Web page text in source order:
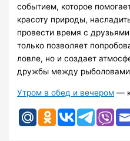
событием, которое
красоту природы,
провести время с
только позволяет
ловле, но и создает
дружбы между
Утром в обед и вечером —